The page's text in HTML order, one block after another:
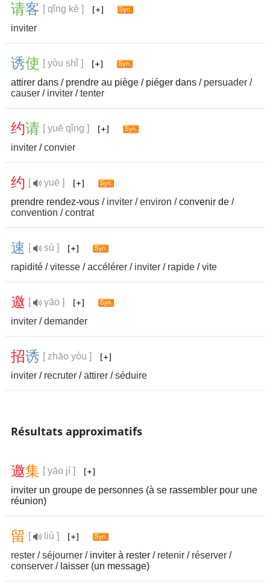
请客 [ qǐng kè ]
inviter
诱使 [ yòu shǐ ]
attirer dans / prendre au piège / piéger dans / persuader /
causer / inviter /tenter
约请 [ yuē qǐng ]
inviter /convier
约 [
yuē ]
prendre rendez-vous / inviter /environ / convenir de /
convention /contrat
速 [
sù ]
rapidité /vitesse /accélérer / inviter / rapide /vite
邀 [
yāo ]
inviter /demander
招诱 [ zhāo yòu ]
inviter / recruter /attirer /séduire
Résultats approximatifs
邀集 [ yāo jí ]
inviter un groupe de personnes (à se rassembler pour une
réunion)
留 [
liú ]
rester /séjourner / inviter à rester / retenir / réserver /
conserver / laisser (un message)